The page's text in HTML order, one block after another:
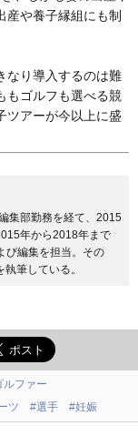
産や養子縁組にも制
なり導入するのは難
もゴルフも選べる競
ツアーが今以上に盛
集部勤務を経て、2015
年から2018年まで
び編集を担当。その
筆している。
ルファー
ツ #選手 #妊娠